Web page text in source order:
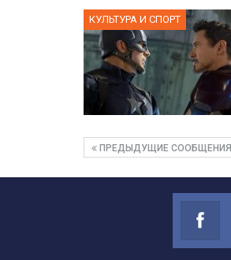
КУЛЬТУРА И СПОРТ
ПРЕДЫДУЩИЕ СООБЩЕНИЯ